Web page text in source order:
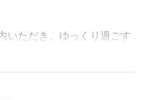
いただき、ゆっくり過ごす